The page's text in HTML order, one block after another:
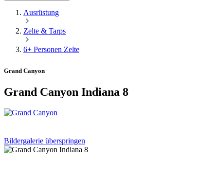
Ausrüstung
Zelte & Tarps
6+ Personen Zelte
Grand Canyon
Grand Canyon Indiana 8
Bildergalerie überspringen